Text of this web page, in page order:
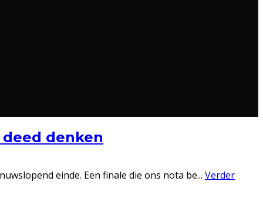
deed denken
einde. Een finale die ons nota be... Verder